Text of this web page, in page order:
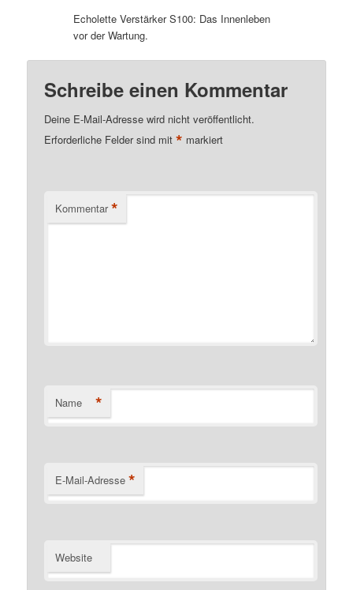
Echolette Verstärker S100: Das Innenleben
vor der Wartung.
Schreibe einen Kommentar
Deine E-Mail-Adresse wird nicht veröffentlicht.
Erforderliche Felder sind mit* markiert
Kommentar *
Name *
E-Mail-Adresse *
Website